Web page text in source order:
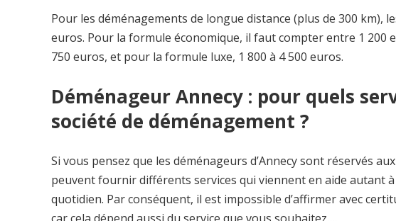
Pour les déménagements de longue distance (plus de 300 km),
euros. Pour la formule économique, il faut compter entre 1 200
750 euros, et pour la formule luxe, 1 800 à 4 500 euros.
Déménageur Annecy : pour quels
société de déménagement ?
Si vous pensez que les déménageurs d’Annecy sont réservés
peuvent fournir différents services qui viennent en aide autant
quotidien. Par conséquent, il est impossible d’affirmer avec
car cela dépend aussi du service que vous souhaitez….